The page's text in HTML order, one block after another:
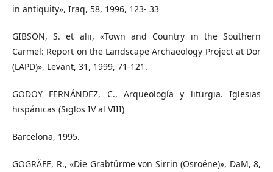
in antiquity», Iraq, 58, 1996, 123- 33
GIBSON, S. et alii, «Town and Country in the Southern
Carmel: Report on the Landscape Archaeology Project at Dor
(LAPD)», Levant, 31, 1999, 71-121.
GODOY FERNÁNDEZ, C., Arqueología y liturgia. Iglesias
hispánicas (Siglos IV al VIII)
Barcelona, 1995.
GOGRÄFE, R., «Die Grabtürme von Sirrin (Osroëne)», DaM, 8,